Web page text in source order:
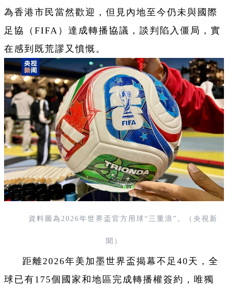
為香港市民當然歡迎，但見內地至今仍未與國際
足協（FIFA）達成轉播協議，談判陷入僵局，實
在感到既荒謬又憤慨。
資料圖為2026年世界盃官方用球“三重浪”。（央視新
聞）
距離2026年美加墨世界盃揭幕不足40天，全
球已有175個國家和地區完成轉播權簽約，唯獨